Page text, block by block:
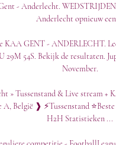
- Anderlecht.
Anderlecht opnieuw een
KAA GENT - ANDERLECHT.
29M 54S. Bekijk de resultaten.
November.
» Tussenstand & Live stream +
België ❱ ⚡Tussenstand
H2H Statistieken ...